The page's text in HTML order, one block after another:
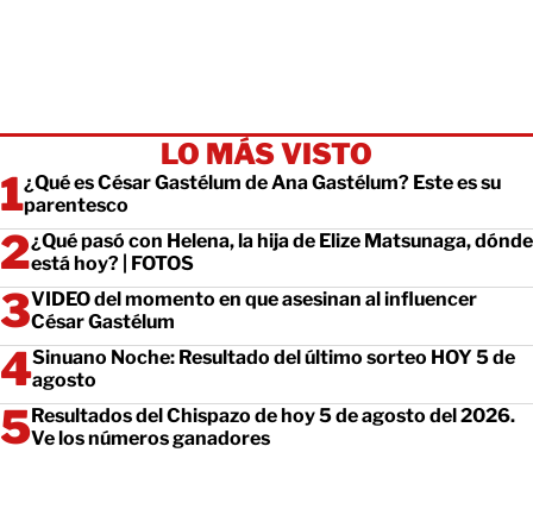
LO MÁS VISTO
¿Qué es César Gastélum de Ana Gastélum? Este es su
parentesco
¿Qué pasó con Helena, la hija de Elize Matsunaga, dónde
está hoy? | FOTOS
VIDEO del momento en que asesinan al influencer
César Gastélum
Sinuano Noche: Resultado del último sorteo HOY 5 de
agosto
Resultados del Chispazo de hoy 5 de agosto del 2026.
Ve los números ganadores